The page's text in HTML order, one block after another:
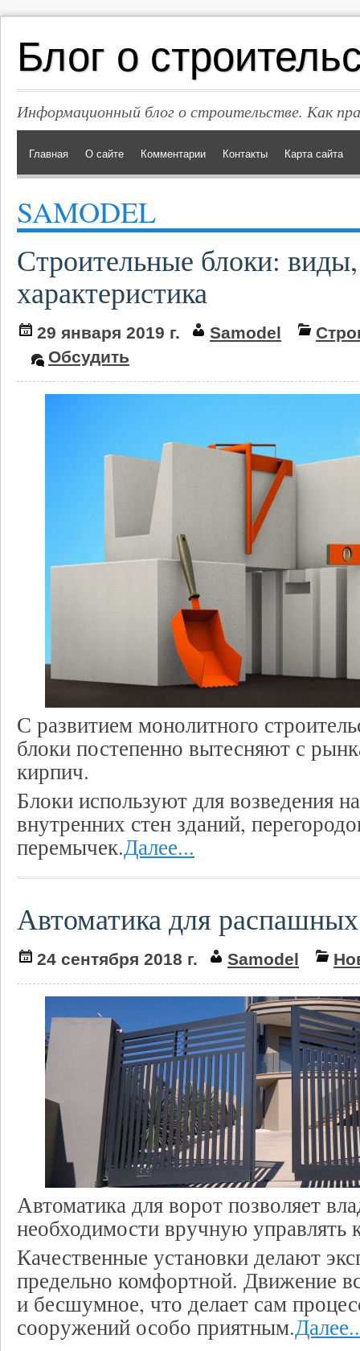
Блог о
Информационный блог о строительстве. Как
Главная О сайте Комментарии Контакты Карта сайта
SAMODEL
Строительные блоки:
характеристика
29 января 2019 г. Samodel
Обсудить
С развитием монолитного
блоки постепенно вытесняют с
кирпич.
Блоки используют для возведения
внутренних стен зданий,
перемычек.Далее...
Автоматика для
24 сентября 2018 г. Samodel
Автоматика для ворот позволяет
необходимости вручную управлять
Качественные установки делают
предельно комфортной. Движение
и бесшумное, что делает сам
сооружений особо приятным.